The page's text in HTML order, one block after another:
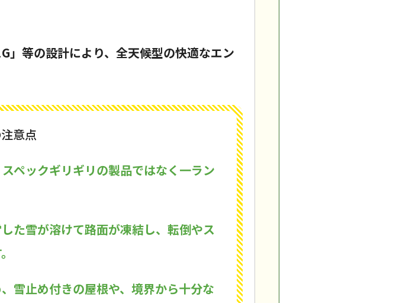
」等の設計により、全天候型の快適なエン
意点
ペックギリギリの製品ではなく一ラン
た雪が溶けて路面が凍結し、転倒やス
雪止め付きの屋根や、境界から十分な